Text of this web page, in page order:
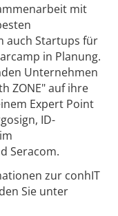
mit
auch Startups für
in Planung.
Unternehmen
ZONE" auf ihre
Expert Point
ID-
Seracom.
zur conhIT
Sie unter